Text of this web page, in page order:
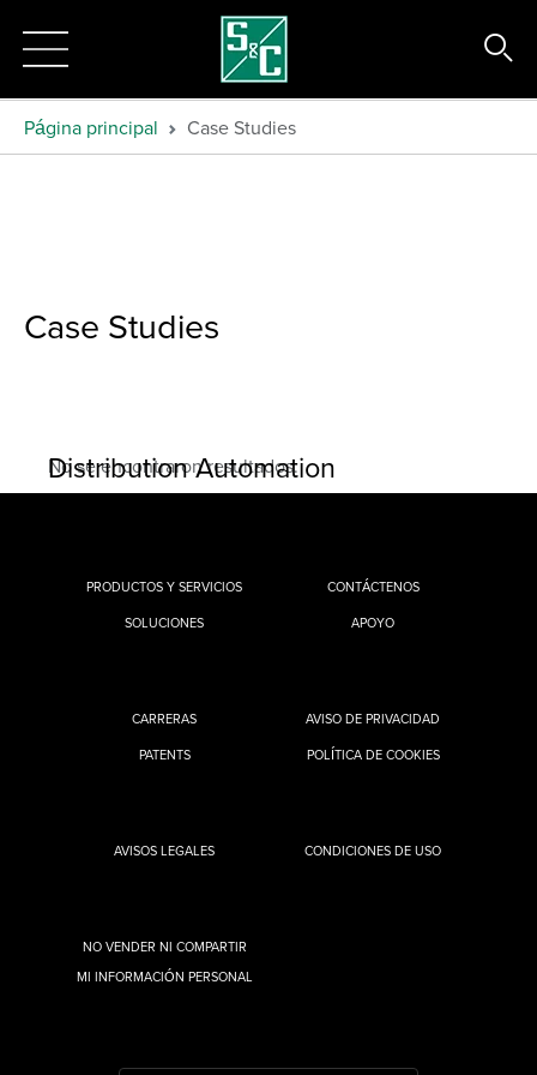
Página principal Case Studies
Case Studies
Distribution Automation
No se encontraron resultados.
PRODUCTOS Y SERVICIOS
SOLUCIONES
CONTÁCTENOS
APOYO
CARRERAS
PATENTS
AVISO DE PRIVACIDAD
POLÍTICA DE COOKIES
AVISOS LEGALES CONDICIONES DE USO
NO VENDER NI COMPARTIR
MI INFORMACIÓN PERSONAL